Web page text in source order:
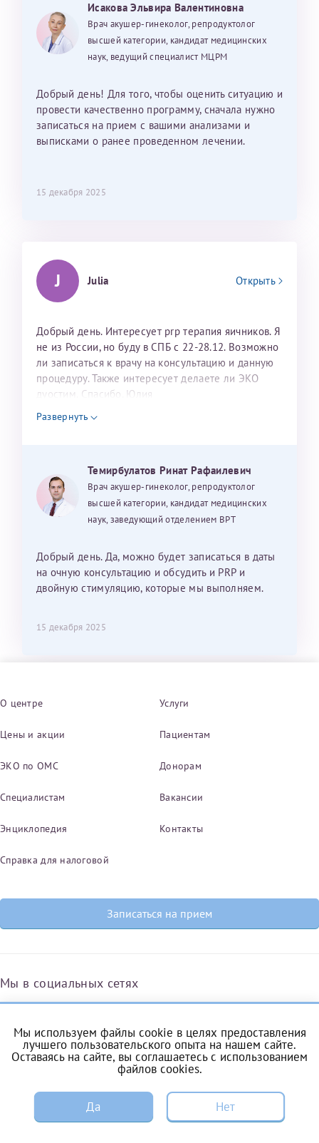
Исакова Эльвира Валентиновна
Врач акушер-гинеколог, репродуктолог
высшей категории, кандидат медицинских
наук, ведущий специалист МЦРМ
Добрый день! Для того, чтобы оценить ситуацию и
провести качественно программу, сначала нужно
записаться на прием с вашими анализами и
выписками о ранее проведенном лечении.
15 декабря 2025
J Julia Открыть
Добрый день. Интересует prp терапия яичников. Я
не из России, но буду в СПБ с 22-28.12. Возможно
ли записаться к врачу на консультацию и данную
процедуру. Также интересует делаете ли ЭКО
дуостим. Спасибо. Юлия
Развернуть
Темирбулатов Ринат Рафаилевич
Врач акушер-гинеколог, репродуктолог
высшей категории, кандидат медицинских
наук, заведующий отделением ВРТ
Добрый день. Да, можно будет записаться в даты
на очную консультацию и обсудить и PRP и
двойную стимуляцию, которые мы выполняем.
15 декабря 2025
О центре Услуги
Цены и акции Пациентам
ЭКО по ОМС Донорам
Специалистам Вакансии
Энциклопедия Контакты
Справка для налоговой
Записаться на прием
Мы в социальных сетях
Вконтакте ОдноклассникиЯндекс.Дзен Telegram Max
Комендантский проспект, 53/1A
Мы используем файлы cookie в целях предоставления
лучшего пользовательского опыта на нашем сайте.
Оставаясь на сайте, вы соглашаетесь с использованием
файлов cookies.
Да Нет
ЗАПИСЬ